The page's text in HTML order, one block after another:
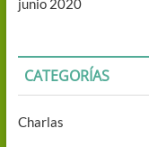
junio 2020
CATEGORÍAS
Charlas